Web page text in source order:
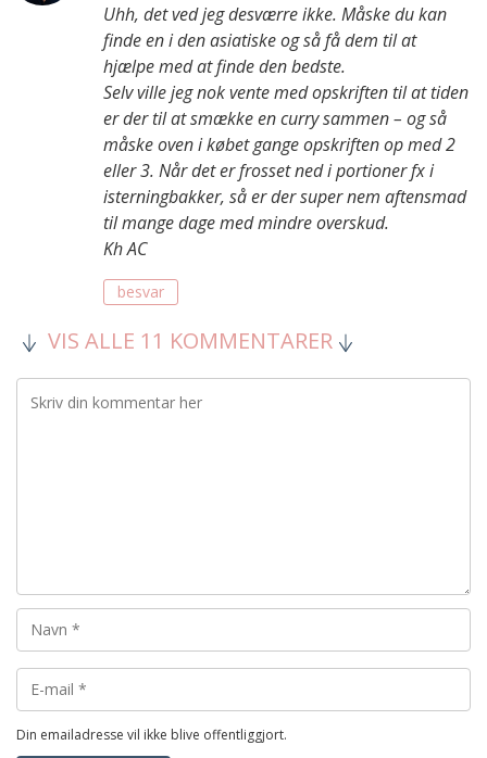
Uhh, det ved jeg desværre ikke. Måske du kan
finde en i den asiatiske og så få dem til at
hjælpe med at finde den bedste.
Selv ville jeg nok vente med opskriften til at tiden
er der til at smække en curry sammen – og så
måske oven i købet gange opskriften op med 2
eller 3. Når det er frosset ned i portioner fx i
isterningbakker, så er der super nem aftensmad
til mange dage med mindre overskud.
Kh AC
besvar
VIS ALLE 11 KOMMENTARER
Din emailadresse vil ikke blive offentliggjort.